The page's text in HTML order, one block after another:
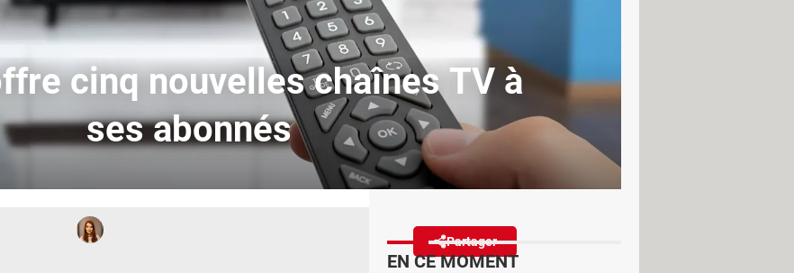
cinq nouvelles chaînes TV à
ses abonnés
Partager
EN CE MOMENT